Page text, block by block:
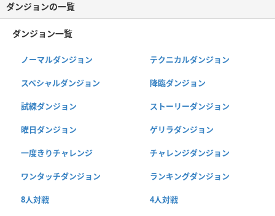
ダンジョンの一覧
ダンジョン一覧
ノーマルダンジョン テクニカルダンジョン
スペシャルダンジョン 降臨ダンジョン
試練ダンジョン ストーリーダンジョン
曜日ダンジョン ゲリラダンジョン
一度きりチャレンジ チャレンジダンジョン
ワンタッチダンジョン ランキングダンジョン
8人対戦 4人対戦